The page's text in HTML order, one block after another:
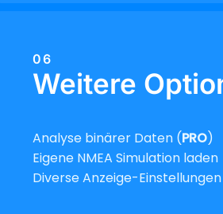
06
Weitere
Analyse binärer Daten (PRO)
Eigene NMEA Simulation laden
Diverse Anzeige-Einstellungen